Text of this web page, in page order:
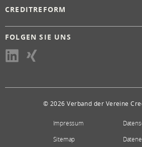
CREDITREFORM
FOLGEN SIE UNS
© 2026 Verband der Vereine
Impressum
Sitemap